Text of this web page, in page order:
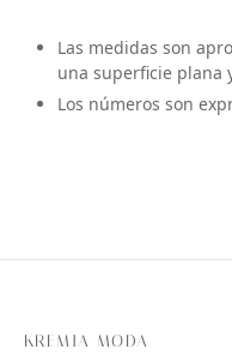
Las medidas son
una superficie plana
Los números son
KREMIA MODA